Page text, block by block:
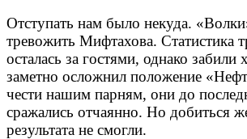
Отступать нам было некуда.
тревожить Мифтахова. Статистика
осталась за гостями, однако забили
заметно осложнил положение
чести нашим парням, они до
сражались отчаянно. Но добиться
результата не смогли.